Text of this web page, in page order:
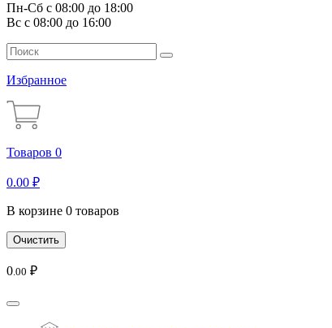
Пн-Сб с 08:00 до 18:00
Вс с 08:00 до 16:00
Избранное
Товаров 0
0.00 ₽
В корзине 0 товаров
Очистить
0 .00 ₽